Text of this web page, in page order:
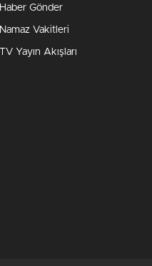
Haber Gönder
Namaz Vakitleri
TV Yayın Akışları